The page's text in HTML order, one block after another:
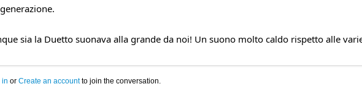
sia la Duetto suonava alla grande da noi! Un suono molto caldo rispetto alle
in or Create an accountto join the conversation.